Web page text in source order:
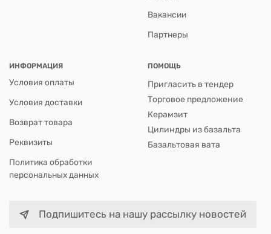
Вакансии
Партнеры
ИНФОРМАЦИЯ
Условия оплаты
Условия доставки
Возврат товара
Реквизиты
Политика обработки
персональных данных
ПОМОЩЬ
Пригласить в тендер
Торговое предложение
Керамзит
Цилиндры из базальта
Базальтовая вата
Подпишитесь на нашу рассылку новостей